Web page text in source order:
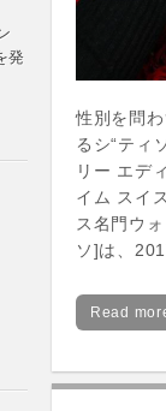
発
性別を問
るシ“ティ
リー エデ
イム スイ
ス名門ウ
ソ]は、
Read